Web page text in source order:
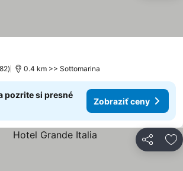
0.4 km >> Sottomarina
pozrite si presné
Zobraziť ceny
Zdieľať